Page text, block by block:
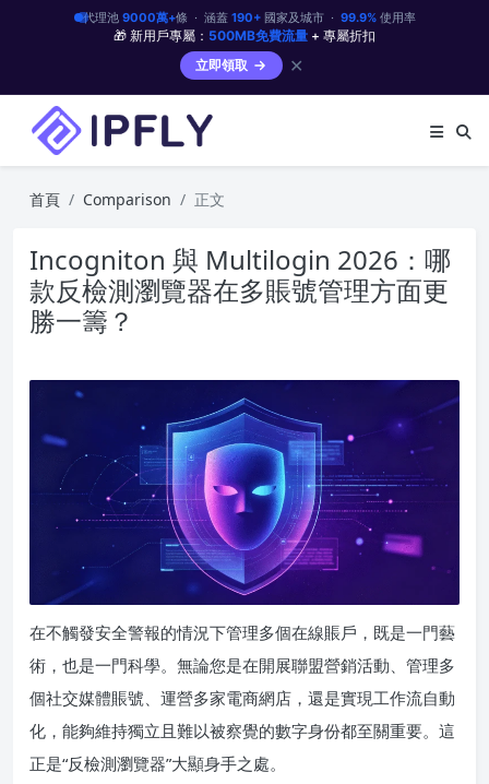
代理池 9000萬+條 · 涵蓋 190+國家及城市 · 99.9%使用率
🎁 新用戶專屬： 500MB免費流量 + 專屬折扣
立即領取
✕
首頁 Comparison 正文
Incogniton 與 Multilogin 2026：哪
款反檢測瀏覽器在多賬號管理方面更
勝一籌？
在不觸發安全警報的情況下管理多個在線賬戶，既是一門藝
術，也是一門科學。無論您是在開展聯盟營銷活動、管理多
個社交媒體賬號、運營多家電商網店，還是實現工作流自動
化，能夠維持獨立且難以被察覺的數字身份都至關重要。這
正是“反檢測瀏覽器”大顯身手之處。